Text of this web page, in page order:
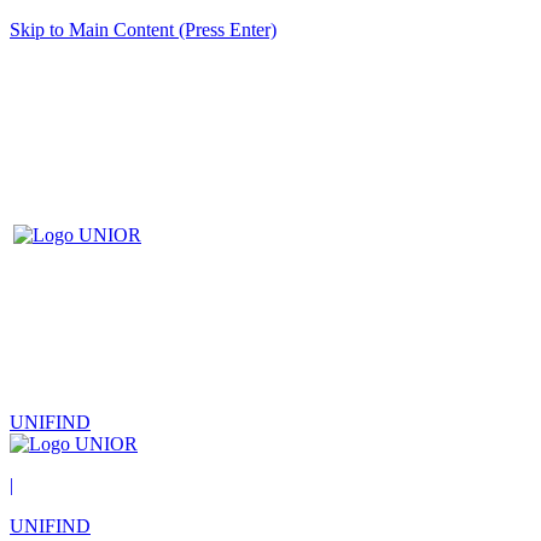
Skip to Main Content (Press Enter)
UNIFIND
|
UNIFIND